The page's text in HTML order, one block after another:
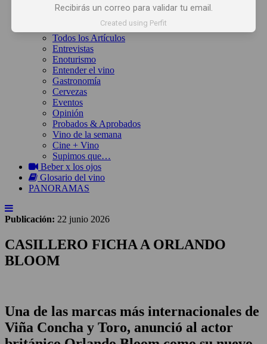
Inicio
Todos los Artículos
Entrevistas
Enoturismo
Entender el vino
Gastronomía
Cervezas
Eventos
Opinión
Probados & Aprobados
Vino de la semana
Cine + Vino
Supimos que…
Beber x los ojos
Glosario del vino
PANORAMAS
Publicación: 22 junio 2026
CASILLERO FICHA A ORLANDO
BLOOM
Una de las marcas más internacionales de
Viña Concha y Toro, anunció al actor
Recibirás un correo para validar tu email.
Created using Perfit